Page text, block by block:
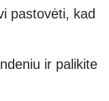
pastovėti, kad
ir palikite